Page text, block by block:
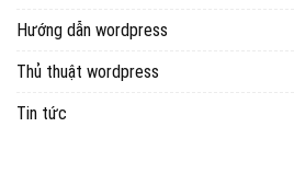
Hướng dẫn wordpress
Thủ thuật wordpress
Tin tức